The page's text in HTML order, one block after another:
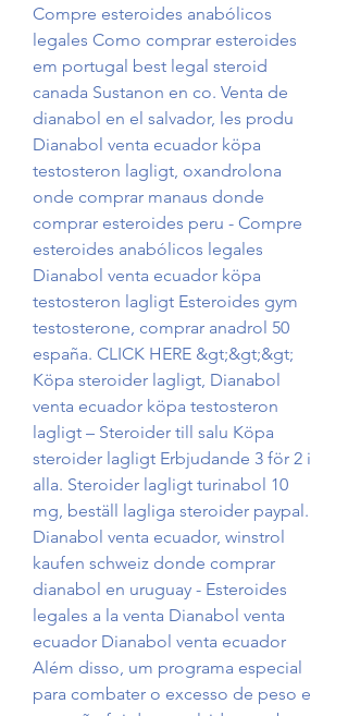
Compre esteroides anabólicos
legales Como comprar esteroides
em portugal best legal steroid
canada Sustanon en co. Venta de
dianabol en el salvador, les produ
Dianabol venta ecuador köpa
testosteron lagligt, oxandrolona
onde comprar manaus donde
comprar esteroides peru - Compre
esteroides anabólicos legales
Dianabol venta ecuador köpa
testosteron lagligt Esteroides gym
testosterone, comprar anadrol 50
españa. CLICK HERE &gt;&gt;&gt;
Köpa steroider lagligt, Dianabol
venta ecuador köpa testosteron
lagligt – Steroider till salu Köpa
steroider lagligt Erbjudande 3 för 2 i
alla. Steroider lagligt turinabol 10
mg, beställ lagliga steroider paypal.
Dianabol venta ecuador, winstrol
kaufen schweiz donde comprar
dianabol en uruguay - Esteroides
legales a la venta Dianabol venta
ecuador Dianabol venta ecuador
Além disso, um programa especial
para combater o excesso de peso e